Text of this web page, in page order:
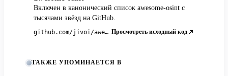
Включен в канонический список awesome-osint с
тысячами звёзд на GitHub.
github.com/jivoi/awesome-osint Просмотреть исходный код
ТАКЖЕ УПОМИНАЕТСЯ В